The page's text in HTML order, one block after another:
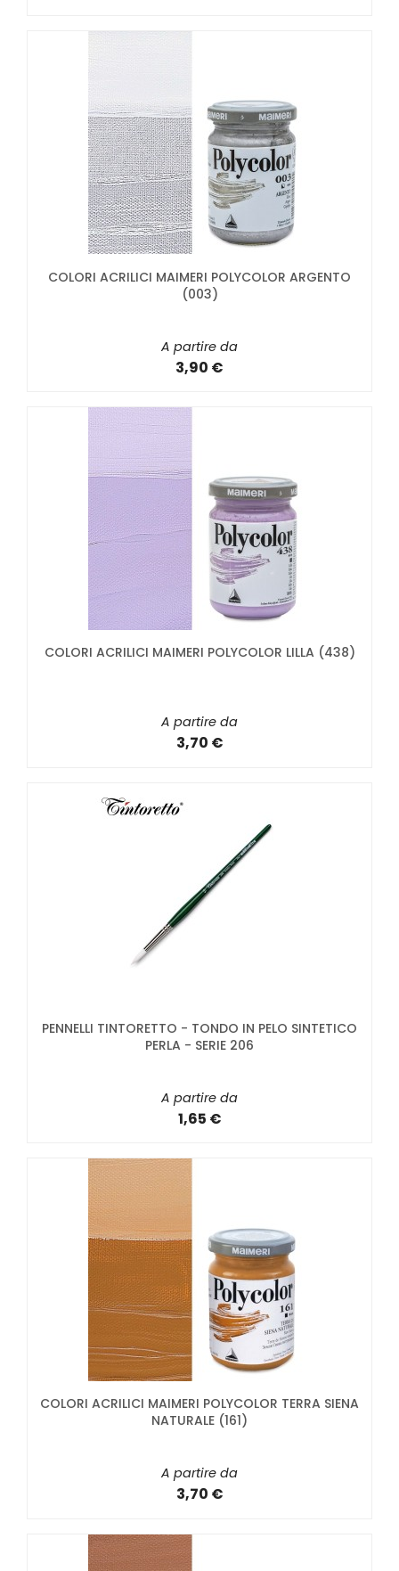
COLORI ACRILICI MAIMERI POLYCOLOR ARGENTO
(003)
A partire da
3,90 €
COLORI ACRILICI MAIMERI POLYCOLOR LILLA (438)
A partire da
3,70 €
PENNELLI TINTORETTO - TONDO IN PELO SINTETICO
PERLA - SERIE 206
A partire da
1,65 €
COLORI ACRILICI MAIMERI POLYCOLOR TERRA SIENA
NATURALE (161)
A partire da
3,70 €